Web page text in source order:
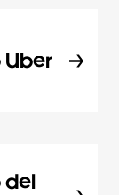
Uber
del